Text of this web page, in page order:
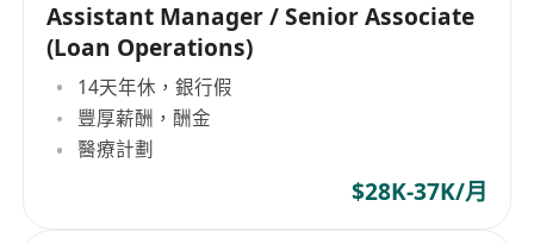
Assistant Manager / Senior Associate
(Loan Operations)
14天年休，銀行假
豐厚薪酬，酬金
醫療計劃
$28K-37K/月